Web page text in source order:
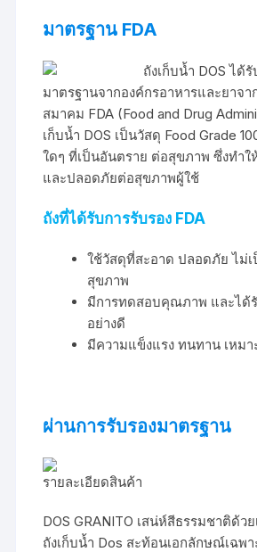
มาตรฐาน FDA
ถังเก็บน้ำ DOS ได้
มาตรฐานจากองค์กรอาหารและยาจา
สมาคม FDA (Food and Drug
เก็บน้ำ DOS เป็นวัสดุ Food Grade
ใดๆ ที่เป็นอันตราย ต่อสุขภาพ ซึ่งทำใ
และปลอดภัยต่อสุขภาพผู้ใช้
ถังที่ได้รับการรับรอง FDA
ใช้วัสดุที่สะอาด ปลอดภัย ไม่
สุขภาพ
มีการทดสอบคุณภาพ และได้
อย่างดี
มีความแข็งแรง ทนทาน เหมา
ผ่านการรับรองมาตรฐาน
รายละเอียดสินค้า
DOS GRANITO เสน่ห์สีธรรมชาติด้ว
ถังเก็บน้ำ Dos สะท้อนเอกลักษณ์เฉพ